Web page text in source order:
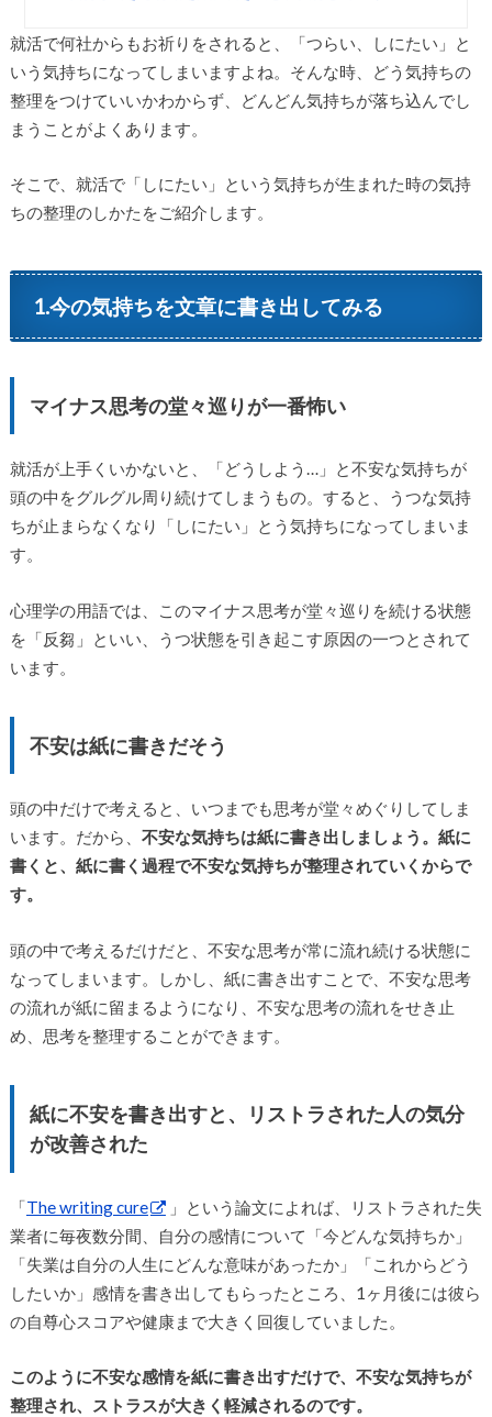
就活で何社からもお祈りをされると、「つらい、しにたい」と
いう気持ちになってしまいますよね。そんな時、どう気持ちの
整理をつけていいかわからず、どんどん気持ちが落ち込んでし
まうことがよくあります。
そこで、就活で「しにたい」という気持ちが生まれた時の気持
ちの整理のしかたをご紹介します。
1.今の気持ちを文章に書き出してみる
マイナス思考の堂々巡りが一番怖い
就活が上手くいかないと、「どうしよう…」と不安な気持ちが
頭の中をグルグル周り続けてしまうもの。すると、うつな気持
ちが止まらなくなり「しにたい」とう気持ちになってしまいま
す。
心理学の用語では、このマイナス思考が堂々巡りを続ける状態
を「反芻」といい、うつ状態を引き起こす原因の一つとされて
います。
不安は紙に書きだそう
頭の中だけで考えると、いつまでも思考が堂々めぐりしてしま
います。だから、 不安な気持ちは紙に書き出しましょう。紙に
書くと、紙に書く過程で不安な気持ちが整理されていくからで
す。
頭の中で考えるだけだと、不安な思考が常に流れ続ける状態に
なってしまいます。しかし、紙に書き出すことで、不安な思考
の流れが紙に留まるようになり、不安な思考の流れをせき止
め、思考を整理することができます。
紙に不安を書き出すと、リストラされた人の気分
が改善された
「The writing cure
」という論文によれば、リストラされた失
業者に毎夜数分間、自分の感情について「今どんな気持ちか」
「失業は自分の人生にどんな意味があったか」「これからどう
したいか」感情を書き出してもらったところ、1ヶ月後には彼ら
の自尊心スコアや健康まで大きく回復していました。
このように不安な感情を紙に書き出すだけで、不安な気持ちが
整理され、ストラスが大きく軽減されるのです。